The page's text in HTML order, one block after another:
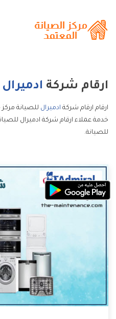
ارقام شركة ادميرال
ارقام ارقام شركة ادميرال للصيانة
خدمة عملاء ارقام شركة ادميرال
للصيانة.